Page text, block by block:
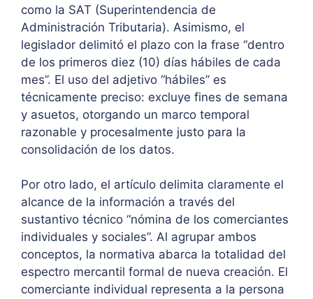
como la SAT (Superintendencia de
Administración Tributaria). Asimismo, el
legislador delimitó el plazo con la frase “dentro
de los primeros diez (10) días hábiles de cada
mes”. El uso del adjetivo “hábiles” es
técnicamente preciso: excluye fines de semana
y asuetos, otorgando un marco temporal
razonable y procesalmente justo para la
consolidación de los datos.
Por otro lado, el artículo delimita claramente el
alcance de la información a través del
sustantivo técnico “nómina de los comerciantes
individuales y sociales”. Al agrupar ambos
conceptos, la normativa abarca la totalidad del
espectro mercantil formal de nueva creación. El
comerciante individual representa a la persona